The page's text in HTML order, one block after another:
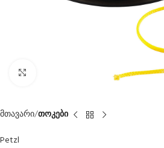
მთავარი თოკები
Petzl